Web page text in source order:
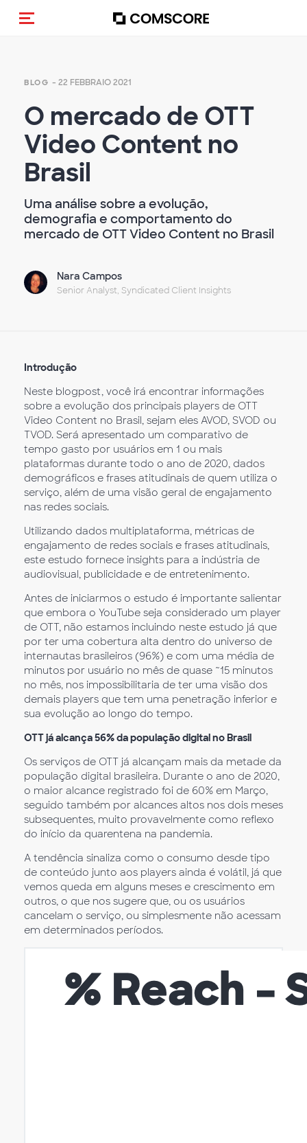
Cambia navigazione
BLOG - 22 FEBBRAIO 2021
O mercado de OTT
Video Content no
Brasil
Uma análise sobre a evolução,
demografia e comportamento do
mercado de OTT Video Content no Brasil
Nara Campos
Senior Analyst, Syndicated Client Insights
Introdução
Neste blogpost, você irá encontrar informações
sobre a evolução dos principais players de OTT
Video Content no Brasil, sejam eles AVOD, SVOD ou
TVOD. Será apresentado um comparativo de
tempo gasto por usuários em 1 ou mais
plataformas durante todo o ano de 2020, dados
demográficos e frases atitudinais de quem utiliza o
serviço, além de uma visão geral de engajamento
nas redes sociais.
Utilizando dados multiplataforma, métricas de
engajamento de redes sociais e frases atitudinais,
este estudo fornece insights para a indústria de
audiovisual, publicidade e de entretenimento.
Antes de iniciarmos o estudo é importante salientar
que embora o YouTube seja considerado um player
de OTT, não estamos incluindo neste estudo já que
por ter uma cobertura alta dentro do universo de
internautas brasileiros (96%) e com uma média de
minutos por usuário no mês de quase ~15 minutos
no mês, nos impossibilitaria de ter uma visão dos
demais players que tem uma penetração inferior e
sua evolução ao longo do tempo.
OTT já alcança 56% da população digital no Brasil
Os serviços de OTT já alcançam mais da metade da
população digital brasileira. Durante o ano de 2020,
o maior alcance registrado foi de 60% em Março,
seguido também por alcances altos nos dois meses
subsequentes, muito provavelmente como reflexo
do início da quarentena na pandemia.
A tendência sinaliza como o consumo desde tipo
de conteúdo junto aos players ainda é volátil, já que
vemos queda em alguns meses e crescimento em
outros, o que nos sugere que, ou os usuários
cancelam o serviço, ou simplesmente não acessam
em determinados períodos.